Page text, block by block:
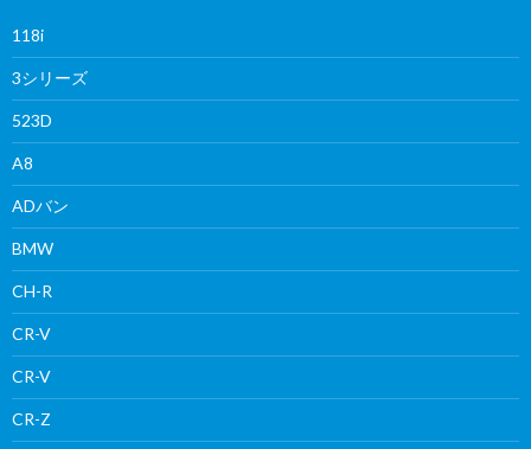
118i
3シリーズ
523D
A8
ADバン
BMW
CH-R
CR-V
CR-V
CR-Z